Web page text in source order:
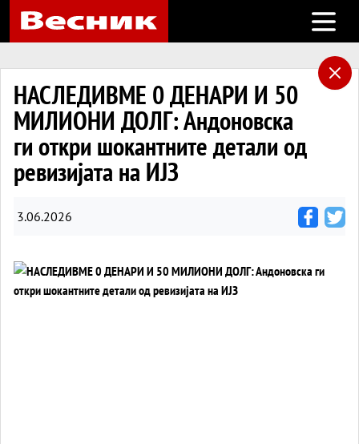
Open
НАСЛЕДИВМЕ 0 ДЕНАРИ И 50
МИЛИОНИ ДОЛГ: Андоновска
ги откри шокантните детали од
ревизијата на ИЈЗ
3.06.2026